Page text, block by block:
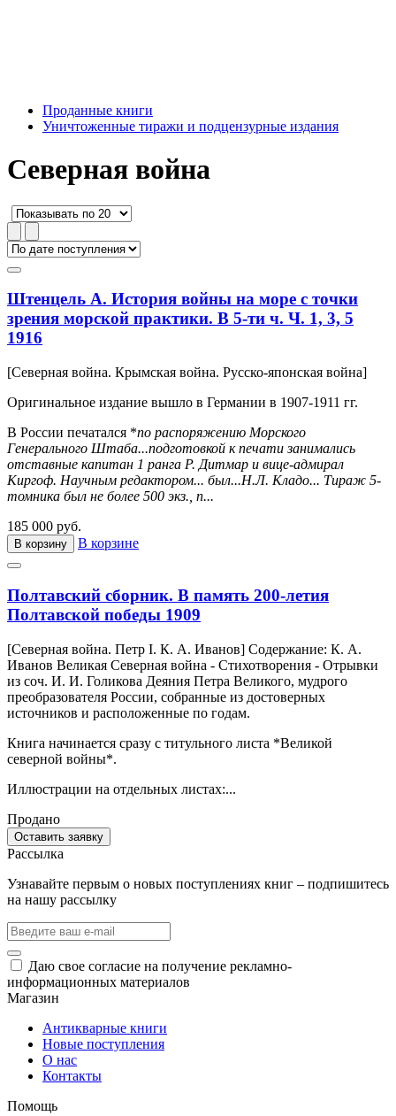
Проданные книги
Уничтоженные тиражи и подцензурные издания
Северная война
Штенцель А. История войны на море с точки
зрения морской практики. В 5-ти ч. Ч. 1, 3, 5
1916
[Северная война. Крымская война. Русско-японская война]
Оригинальное издание вышло в Германии в 1907-1911 гг.
В России печатался *по распоряжению Морского
Генерального Штаба...подготовкой к печати занимались
отставные капитан 1 ранга Р. Дитмар и вице-адмирал
Киргоф. Научным редактором... был...Н.Л. Кладо... Тираж 5-
томника был не более 500 экз., п...
185 000 руб.
В корзину В корзине
Полтавский сборник. В память 200-летия
Полтавской победы 1909
[Северная война. Петр I. К. А. Иванов] Содержание: К. А.
Иванов Великая Северная война - Стихотворения - Отрывки
из соч. И. И. Голикова Деяния Петра Великого, мудрого
преобразователя России, собранные из достоверных
источников и расположенные по годам.
Книга начинается сразу с титульного листа *Великой
северной войны*.
Иллюстрации на отдельных листах:...
Продано
Оставить заявку
Рассылка
Узнавайте первым о новых поступлениях книг – подпишитесь
на нашу рассылку
Даю свое согласие на получение рекламно-
информационных материалов
Магазин
Антикварные книги
Новые поступления
О нас
Контакты
Помощь